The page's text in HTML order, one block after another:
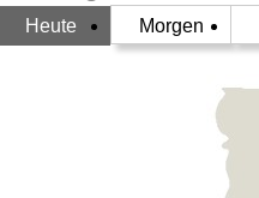
Heute Morgen